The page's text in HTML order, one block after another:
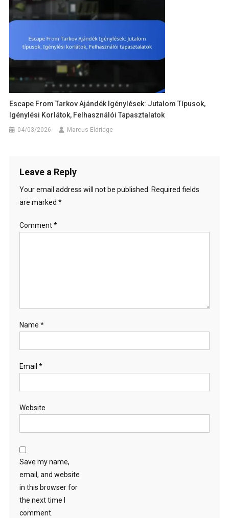
Escape From Tarkov Ajándék Igénylések: Jutalom Típusok,
Igénylési Korlátok, Felhasználói Tapasztalatok
04/03/2026 Marcus Eldridge
Leave a Reply
Your email address will not be published. Required fields
are marked *
Comment*
Name *
Email *
Website
Save my name,
email, and website
in this browser for
the next time I
comment.